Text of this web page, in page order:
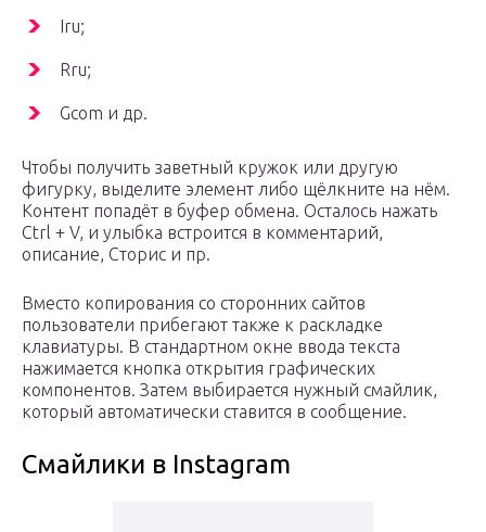
Iru;
Rru;
Gcom и др.
Чтобы получить заветный кружок или другую
фигурку, выделите элемент либо щёлкните на нём.
Контент попадёт в буфер обмена. Осталось нажать
Ctrl + V, и улыбка встроится в комментарий,
описание, Сторис и пр.
Вместо копирования со сторонних сайтов
пользователи прибегают также к раскладке
клавиатуры. В стандартном окне ввода текста
нажимается кнопка открытия графических
компонентов. Затем выбирается нужный смайлик,
который автоматически ставится в сообщение.
Смайлики в Instagram